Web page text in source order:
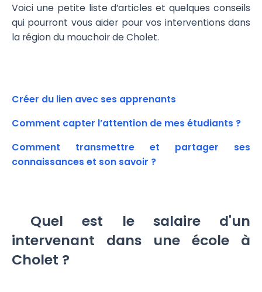
Voici une petite liste d’articles et quelques conseils
qui pourront vous aider pour vos interventions dans
la région du mouchoir de Cholet.
Créer du lien avec ses apprenants
Comment capter l’attention de mes étudiants ?
Comment transmettre et partager ses
connaissances et son savoir ?
Quel est le salaire d'un
intervenant dans une école à
Cholet ?